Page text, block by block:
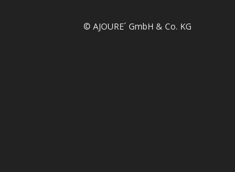
© AJOURE´ GmbH & Co. KG